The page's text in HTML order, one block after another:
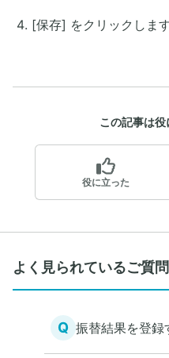
[保存] をクリックします
この記事は役
役に立った
よく見られているご質問
Q 振替結果を登録